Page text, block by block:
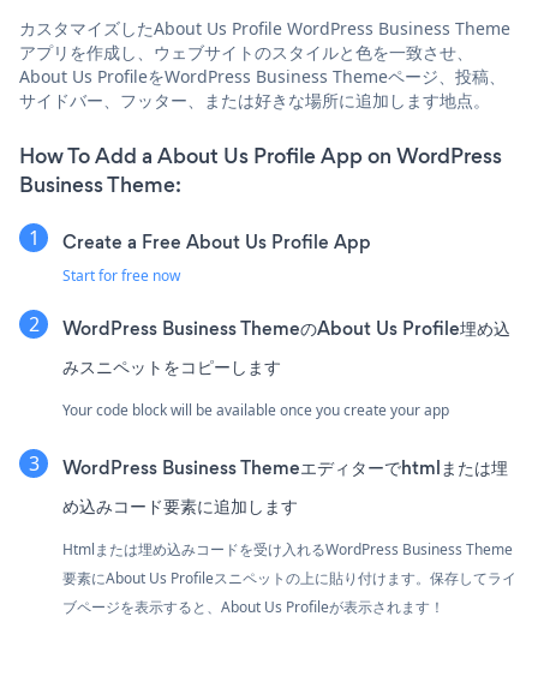
カスタマイズしたAbout Us Profile WordPress Business Theme
アプリを作成し、ウェブサイトのスタイルと色を一致させ、
About Us ProfileをWordPress Business Themeページ、投稿、
サイドバー、フッター、または好きな場所に追加します地点。
How To Add a About Us Profile App on WordPress
Business Theme:
Create a Free About Us Profile App
Start for free now
WordPress Business ThemeのAbout Us Profile埋め込
みスニペットをコピーします
Your code block will be available once you create your app
WordPress Business Themeエディターでhtmlまたは埋
め込みコード要素に追加します
Htmlまたは埋め込みコードを受け入れるWordPress Business Theme
要素にAbout Us Profileスニペットの上に貼り付けます。保存してライ
ブページを表示すると、About Us Profileが表示されます！